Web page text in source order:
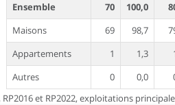
Ensemble
70 100,0
Maisons
69 98,7
Appartements
1 1,3
Autres
0 0,0
RP2016 et RP2022, exploitations